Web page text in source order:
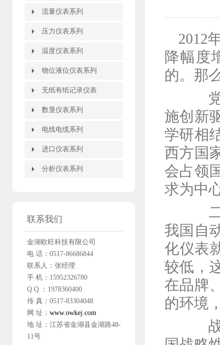
热电偶热电阻检定系统
热工仪表校验装置
热电阻校验仿真仪
热电偶校验仿真仪
过程信号校验仪
电流电压校验仪
频率校验仪
温度校验仪
信号发生器
数字万用表
热工宝典
热工仪表校验仪
掌上型多功能校验仪
便携式温度校验炉
零度恒温器
热电偶检定炉
黑体炉/黑体辐射源
标准热电阻热电偶温度计
流量仪表系列
流量仪表系列
智能旋进旋涡气体流量计
热式气体质量流量计
智能涡街流量计
智能电磁流量计
液体涡轮流量计
靶式流量计
椭圆齿轮流量计
节流装置
孔板流量计
V锥流量计
弯管流量计
平衡流量计
威力巴流量计
德尔塔巴流量计
阿牛巴流量计
毕托巴流量计
超声波流量计
玻璃转子流量计
金属管浮子流量计
压力仪表系列
压力仪表系列
指针压力表
电容式压力变送器
数字压力表
扩散硅压力变送器
压力变送控制仪/压力开关
防腐型压力变送器
单晶硅压力变送器
智能差压变送器
温度仪表系列
温度仪表系列
热电阻温度计
温度变送器
双金属温度计
温度远传监测仪
温度变送控制仪
就地温度数字显示仪
物位液位仪表系列
物位液位仪表系列
重锤式料位计
高频雷达物位计
智能雷达物位计
导波雷达物位计
超声波物位计
磁翻板液位计
磁性翻柱液位计
磁性浮子液位计
磁性浮球液位计
磁性液位计
浮标液位计
玻璃管液位计
石英管液位计
智能液位变送器
液位物位开关
无纸有纸记录仪表
无纸有纸记录仪表
有纸记录仪
无纸记录仪
流量积算记录仪
数显仪表系列
数显仪表系列
智能数字显示调节仪
智能PID调节器
智能双色电接点液位计
智能流量积算控制仪
WB系列智能温度变送器
智能配电器调理器隔离栅
闪光报警器
智能手操器
手持式智能操作器
智能液晶显示仪
大屏显示器
电线电缆系列
电线电缆系列
信号电缆
进口仪表系列
进口仪表系列
分析仪表系列
分析仪表系列
联系我们
金湖欧旺科技有限公司
电 话：0517-86686844
联系人：张经理
手 机：15952326780
Q Q ：1978360400
传 真：0517-83304048
网 址： www.owkej.com
地 址：江苏省金湖县金湖路48-
11号
2012
降幅度
的。那
党
施创新
学研相
西方国
会占领
求为中
二
我国自
化仪表
较低，
在品牌
的环境
战